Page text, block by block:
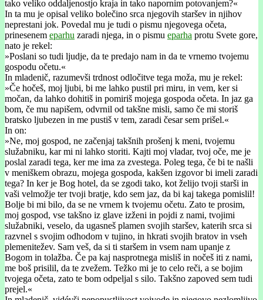
tako veliko oddaljenostjo kraja in tako napornim potovanjem?«
In ta mu je opisal veliko bolečino srca njegovih staršev in njihov
neprestani jok. Povedal mu je tudi o pismu njegovega očeta,
prinesenem eparhu zaradi njega, in o pismu eparha protu Svete gore,
nato je rekel:
»Poslani so tudi ljudje, da te predajo nam in da te vrnemo tvojemu
gospodu očetu.«
In mladenič, razumevši trdnost odločitve tega moža, mu je rekel:
»Če hočeš, moj ljubi, bi me lahko pustil pri miru, in vem, ker si
močan, da lahko dohitiš in pomiriš mojega gospoda očeta. In jaz ga
bom, če mu napišem, odvrnil od takšne misli, samo če mi storiš
bratsko ljubezen in me pustiš v tem, zaradi česar sem prišel.«
In on:
»Ne, moj gospod, ne začenjaj takšnih prošenj k meni, tvojemu
služabniku, kar mi ni lahko storiti. Kajti moj vladar, tvoj oče, me je
poslal zaradi tega, ker me ima za zvestega. Poleg tega, če bi te našli
v meniškem obrazu, mojega gospoda, kakšen izgovor bi imeli zaradi
tega? In ker je Bog hotel, da se zgodi tako, kot želijo tvoji starši in
vaši velmožje ter tvoji bratje, kdo sem jaz, da bi kaj takega pomislil!
Bolje bi mi bilo, da se ne vrnem k tvojemu očetu. Zato te prosim,
moj gospod, vse takšno iz glave izženi in pojdi z nami, tvojimi
služabniki, veselo, da ugasneš plamen svojih staršev, katerih srca si
razvnel s svojim odhodom v tujino, in hkrati svojih bratov in vseh
plemenitežev. Sam veš, da si ti staršem in vsem nam upanje z
Bogom in tolažba. Če pa kaj nasprotnega misliš in nočeš iti z nami,
me boš prisilil, da te zvežem. Težko mi je to celo reči, a se bojim
tvojega očeta, zato te bom odpeljal s silo. Takšno zapoved sem tudi
prejel.«